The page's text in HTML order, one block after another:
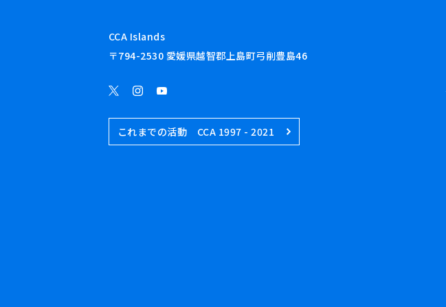
CCA Islands
〒794-2530 愛媛県越智郡上島町弓削豊島46
これまでの活動 CCA 1997 - 2021